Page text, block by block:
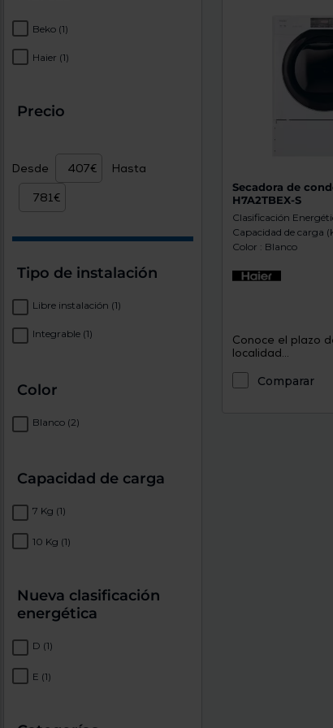
Beko (1)
Haier (1)
Precio
Desde Hasta
Tipo de instalación
Libre instalación (1)
Integrable (1)
Color
Blanco (2)
Capacidad de carga
7 Kg (1)
10 Kg (1)
Nueva clasificación
energética
D (1)
E (1)
Secadora de
H7A2TBEX-S
Clasificación
Capacidad de carga
Color : Blanco
Conoce el plazo
localidad...
Comparar